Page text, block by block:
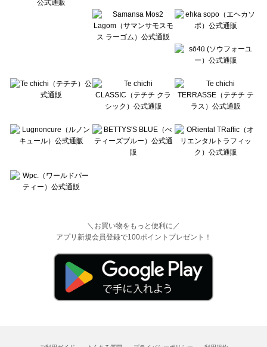
＼お買い物をもっと便利に／
アプリ新規会員登録で100ポイントプレゼント！